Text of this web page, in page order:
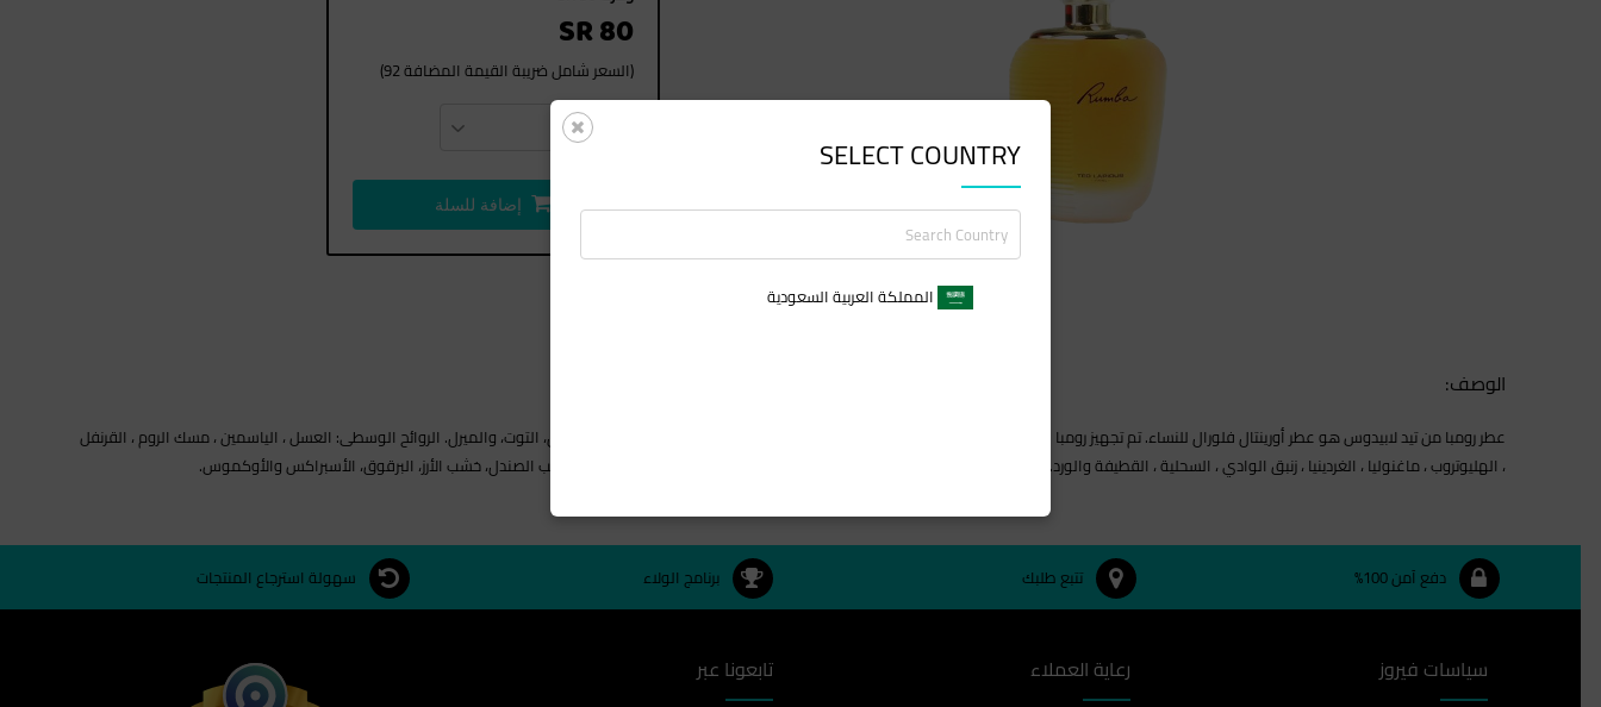
SR 80
(السعر شامل ضريبة القيمة المضافة 92)
العدد 1
إضافة للسلة
الوصف:
عطر رومبا من تيد لابيدوس هو عطر أورينتال فلورال للنساء. تم تجهيز رومبا في عام 1989. المكونات العليا هي البرغموت، البرقوق، الريحان، الكرز، زهر البرتقال، التوت، والميرل. الروائح الوسطى: العسل ، الياسمين ، مسك الروم ، القرنفل
، الهليوتروب ، ماغنوليا ، الغردينيا ، زنبق الوادي ، السحلية ، القطيفة والورد. المكونات الأساسية هي برامبر، فانيليا، جلد، فول التونكا، الباتشولي، المسك، خشب الصندل، خشب الأرز، البرقوق، الأسبراكس والأوكموس.
دفع آمن 100% تتبع طلبك برنامج الولاء سهولة استرجاع المنتجات
سياسات فيروز رعاية العملاء تابعونا عبر
SELECT COUNTRY
المملكة العربية السعودية